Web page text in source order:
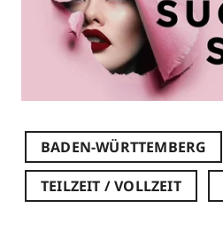
BADEN-WÜRTTEMBERG
TEILZEIT / VOLLZEIT